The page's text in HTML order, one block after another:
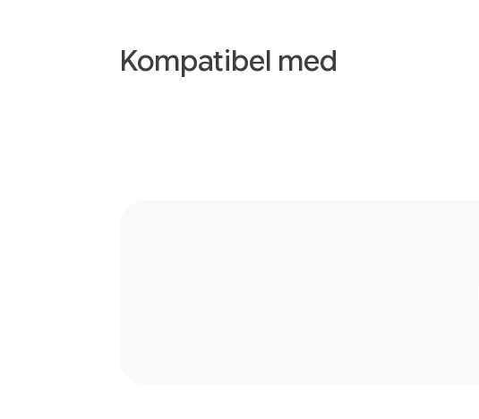
Kompatibel med